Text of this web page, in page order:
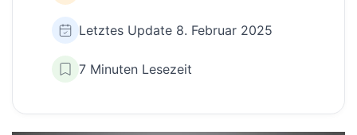
Letztes Update 8. Februar 2025
7 Minuten Lesezeit